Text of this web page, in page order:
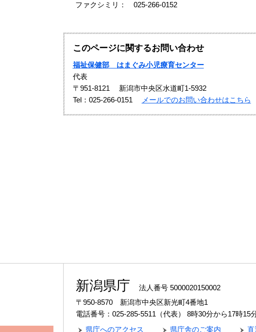
ファクシミリ： 025-266-0152
このページに関するお問い合わせ
福祉保健部 はまぐみ小児療育センター
代表
〒951-8121
新潟市中央区水道町1-5932
Tel：025-266-0151
メールでのお問い合わせはこちら
新潟県庁
法人番号 5000020150002
〒950-8570 新潟市中央区新光町4番地1
電話番号：025-285-5511（代表）
8時30分から17時15
県庁へのアクセス 県庁舎のご案内 直